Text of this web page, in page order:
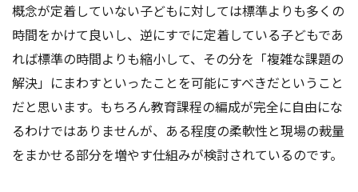
概念が定着していない子どもに対しては標準よりも多くの
時間をかけて良いし、逆にすでに定着している子どもであ
れば標準の時間よりも縮小して、その分を「複雑な課題の
解決」にまわすといったことを可能にすべきだということ
だと思います。もちろん教育課程の編成が完全に自由にな
るわけではありませんが、ある程度の柔軟性と現場の裁量
をまかせる部分を増やす仕組みが検討されているのです。